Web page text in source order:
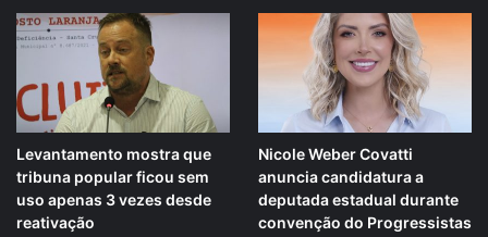
Levantamento mostra que
tribuna popular ficou sem
uso apenas 3 vezes desde
reativação
Nicole Weber Covatti
anuncia candidatura a
deputada estadual durante
convenção do Progressistas